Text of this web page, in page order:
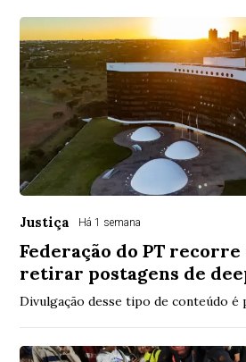
Justiça Há 1 semana
Federação do PT recorre
retirar postagens de
Divulgação desse tipo de conteúdo é